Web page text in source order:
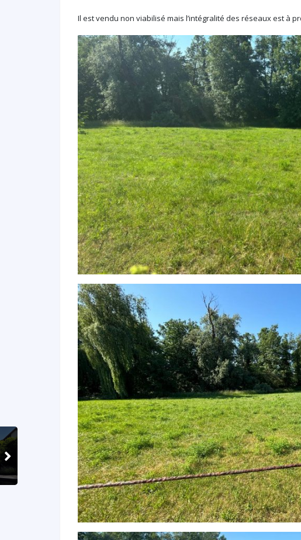
Il est vendu non viabilisé mais l’intégralité des réseaux est à